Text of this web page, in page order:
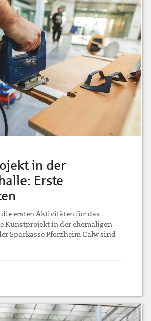
in der
Erste
die ersten Aktivitäten für das
Kunstprojekt in der ehemaligen
Sparkasse Pforzheim Calw sind